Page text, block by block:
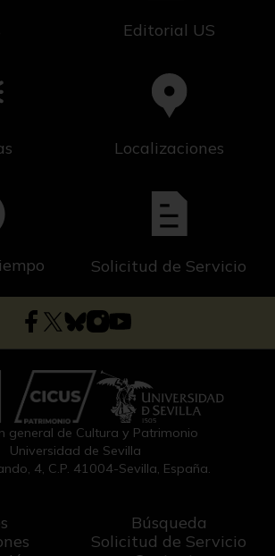
Editorial US
Localizaciones
Solicitud de Servicio
general de Cultura y Patrimonio
Universidad de Sevilla
4, C.P. 41004-Sevilla, España.
Búsqueda
Solicitud de Servicio